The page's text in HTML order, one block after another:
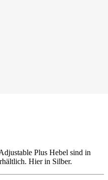
Plus Hebel sind in
Hier in Silber.